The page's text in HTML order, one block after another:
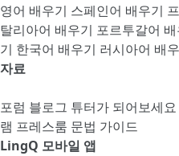
영어 배우기 스페인어 배우기
탈리아어 배우기 포르투갈어
기 한국어 배우기 러시아어 배
자료
포럼 블로그 튜터가 되어보세요
램 프레스룸 문법 가이드
LingQ 모바일 앱